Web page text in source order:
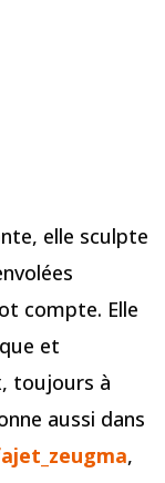
elle sculpte
compte. Elle
et
toujours à
aussi dans
,